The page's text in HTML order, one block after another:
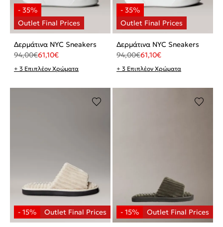
Δερμάτινα NYC Sneakers
94,00€61,10€
+ 3 Επιπλέον Χρώματα
Δερμάτινα NYC Sneakers
94,00€61,10€
+ 3 Επιπλέον Χρώματα